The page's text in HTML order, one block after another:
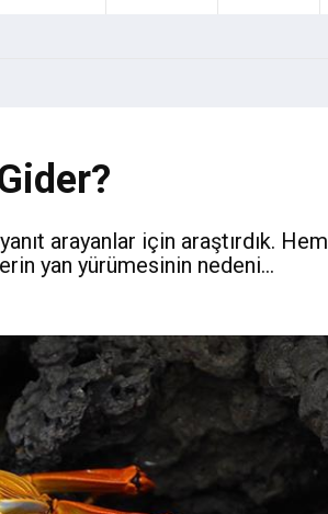
arayanlar için araştırdık. Hem
yan yürümesinin nedeni...